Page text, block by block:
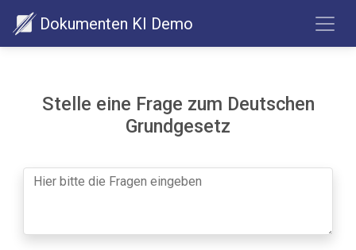
Dokumenten KI Demo
Stelle eine Frage zum Deutschen
Grundgesetz